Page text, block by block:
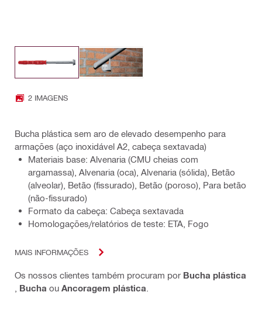
2 IMAGENS
Bucha plástica sem aro de elevado desempenho para
armações (aço inoxidável A2, cabeça sextavada)
Materiais base: Alvenaria (CMU cheias com
argamassa), Alvenaria (oca), Alvenaria (sólida), Betão
(alveolar), Betão (fissurado), Betão (poroso), Para betão
(não-fissurado)
Formato da cabeça: Cabeça sextavada
Homologações/relatórios de teste: ETA, Fogo
MAIS INFORMAÇÕES
Os nossos clientes também procuram por Bucha plástica
Bucha ou Ancoragem plástica